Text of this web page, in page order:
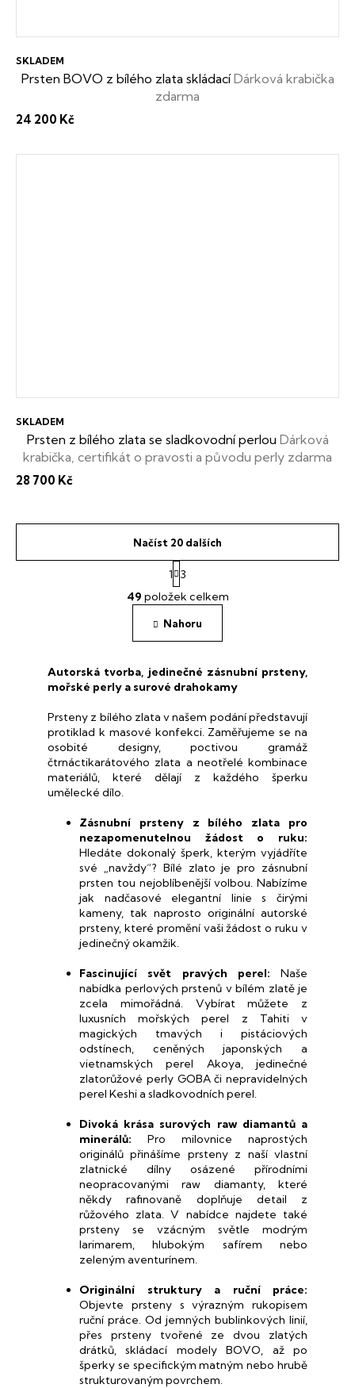
Prsten BOVO z bílého zlata skládací Dárková krabička
zdarma
SKLADEM
24 200 Kč
Prsten z bílého zlata se sladkovodní perlou Dárková
krabička, certifikát o pravosti a původu perly zdarma
SKLADEM
28 700 Kč
O
v
l
á
c
í
p
r
v
y
v
i
s
u
Načíst 20 dalších
S
t
r
á
n
o
á
n
1
3
49 položek celkem
Nahoru
Autorská tvorba, jedinečné zásnubní prsteny,
mořské perly a surové drahokamy
Prsteny z bílého zlata v našem podání představují
protiklad k masové konfekci. Zaměřujeme se na
osobité designy, poctivou gramáž
čtrnáctikarátového zlata a neotřelé kombinace
materiálů, které dělají z každého šperku
umělecké dílo.
Zásnubní prsteny z bílého zlata pro
nezapomenutelnou žádost o ruku:
Hledáte dokonalý šperk, kterým vyjádříte
své „navždy“? Bílé zlato je pro zásnubní
prsten tou nejoblíbenější volbou. Nabízíme
jak nadčasové elegantní linie s čirými
kameny, tak naprosto originální autorské
prsteny, které promění vaši žádost o ruku v
jedinečný okamžik.
Fascinující svět pravých perel: Naše
nabídka perlových prstenů v bílém zlatě je
zcela mimořádná. Vybírat můžete z
luxusních mořských perel z Tahiti v
magických tmavých i pistáciových
odstínech, ceněných japonských a
vietnamských perel Akoya, jedinečné
zlatorůžové perly GOBA či nepravidelných
perel Keshi a sladkovodních perel.
Divoká krása surových raw diamantů a
minerálů: Pro milovnice naprostých
originálů přinášíme prsteny z naší vlastní
zlatnické dílny osázené přírodními
neopracovanými raw diamanty, které
někdy rafinovaně doplňuje detail z
růžového zlata. V nabídce najdete také
prsteny se vzácným světle modrým
larimarem, hlubokým safírem nebo
zeleným aventurínem.
Originální struktury a ruční práce:
Objevte prsteny s výrazným rukopisem
ruční práce. Od jemných bublinkových linií,
přes prsteny tvořené ze dvou zlatých
drátků, skládací modely BOVO, až po
šperky se specifickým matným nebo hrubě
strukturovaným povrchem.